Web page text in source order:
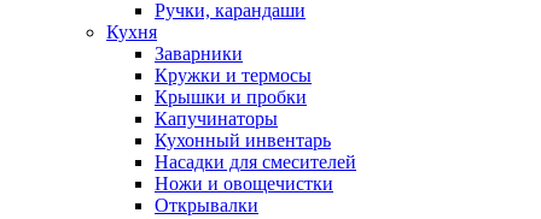
Ручки, карандаши
Кухня
Заварники
Кружки и термосы
Крышки и пробки
Капучинаторы
Кухонный инвентарь
Насадки для смесителей
Ножи и овощечистки
Открывалки